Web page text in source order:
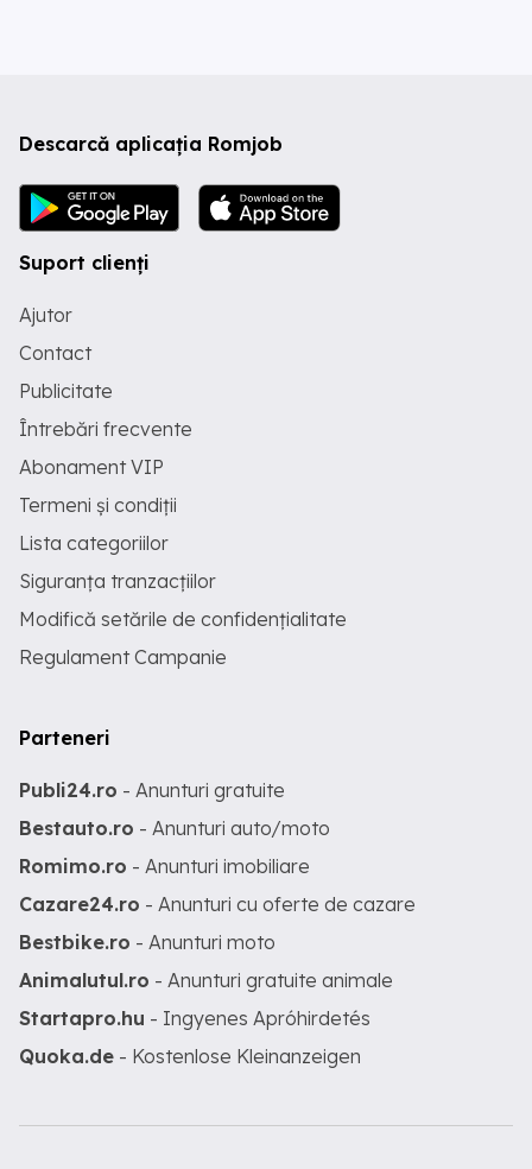
Descarcă aplicația Romjob
Suport clienți
Ajutor
Contact
Publicitate
Întrebări frecvente
Abonament VIP
Termeni și condiții
Lista categoriilor
Siguranța tranzacțiilor
Modifică setările de confidențialitate
Regulament Campanie
Parteneri
Publi24.ro - Anunturi gratuite
Bestauto.ro - Anunturi auto/moto
Romimo.ro - Anunturi imobiliare
Cazare24.ro - Anunturi cu oferte de cazare
Bestbike.ro - Anunturi moto
Animalutul.ro - Anunturi gratuite animale
Startapro.hu - Ingyenes Apróhirdetés
Quoka.de - Kostenlose Kleinanzeigen